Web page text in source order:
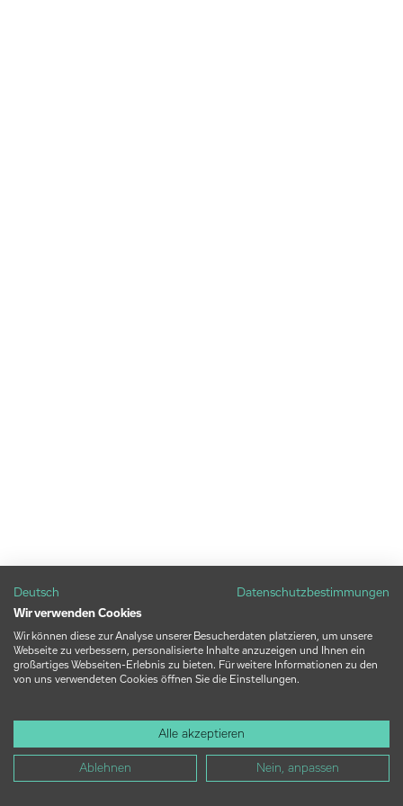
Deutsch
Datenschutzbestimmungen
Wir verwenden Cookies
Wir können diese zur Analyse unserer Besucherdaten platzieren, um unsere
Webseite zu verbessern, personalisierte Inhalte anzuzeigen und Ihnen ein
großartiges Webseiten-Erlebnis zu bieten. Für weitere Informationen zu den
von uns verwendeten Cookies öffnen Sie die Einstellungen.
Alle akzeptieren
Ablehnen Nein, anpassen